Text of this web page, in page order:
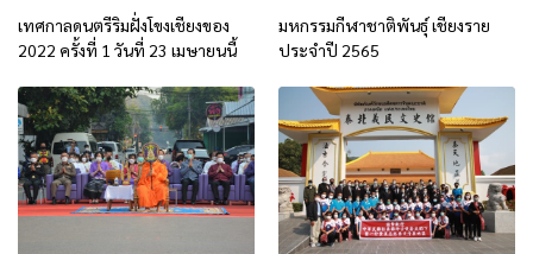
เทศกาลดนตรีริมฝั่งโขงเชียงของ
2022 ครั้งที่ 1 วันที่ 23 เมษายนนี้
มหกรรมกีฬาชาติพันธุ์ เชียงราย
ประจำปี 2565